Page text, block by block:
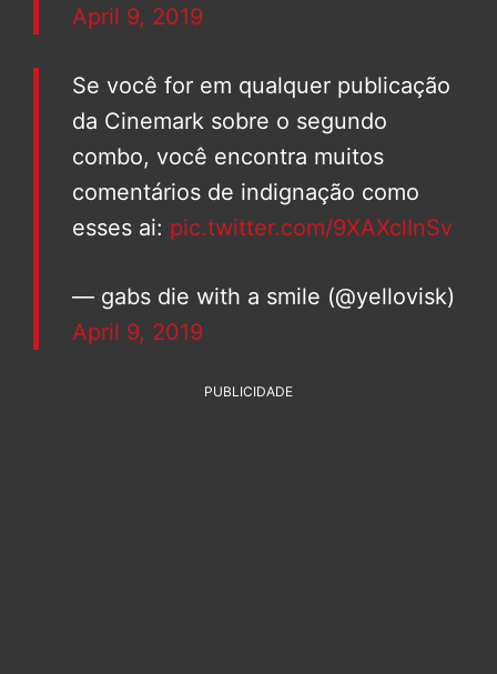
April 9, 2019
Se você for em qualquer publicação
da Cinemark sobre o segundo
combo, você encontra muitos
comentários de indignação como
esses ai: pic.twitter.com/9XAXclInSv
— gabs die with a smile (@yellovisk)
April 9, 2019
PUBLICIDADE